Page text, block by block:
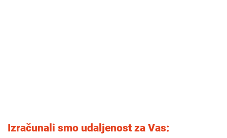
Izračunali smo udaljenost za Vas: